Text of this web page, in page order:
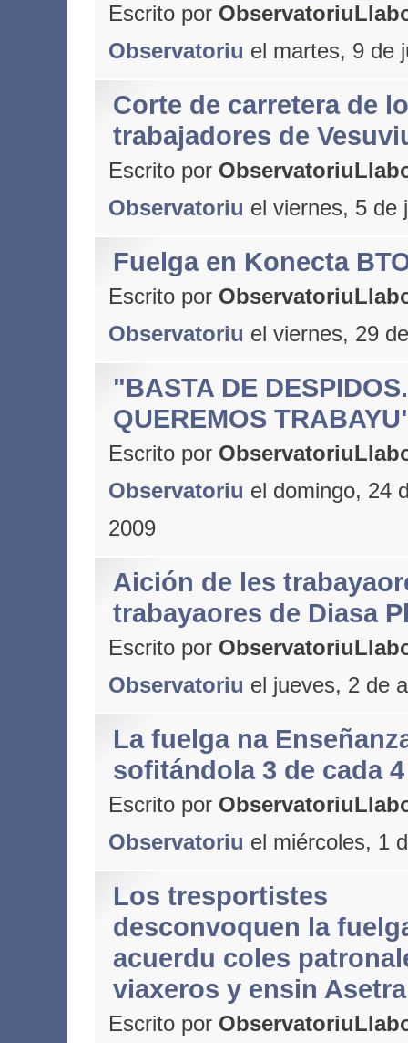
Escrito por
Observatoriu el martes, 9 de
Corte de carretera de
trabajadores de
Escrito por
Observatoriu el viernes, 5 de
Fuelga en Konecta
Escrito por
Observatoriu el viernes, 29
"BASTA DE DESPIDOS.
QUEREMOS
Escrito por
Observatoriu el domingo, 24
2009
Aición de les
trabayaores de Diasa
Escrito por
Observatoriu el jueves, 2 de
La fuelga na
sofitándola 3 de cada
Escrito por
Observatoriu el miércoles, 1
Los tresportistes
desconvoquen la
acuerdu coles
viaxeros y ensin Asetra
Escrito por